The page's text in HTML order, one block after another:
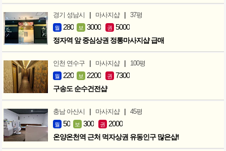
경기 성남시 | 마사지샵 | 37평
월 280 보 3000 권 5000
정자역 앞 중심상권 정통마사지샵 급매
인천 연수구 | 마사지샵 | 100평
월 220 보 2200 권 7300
구송도 순수건전샵
충남 아산시 | 마사지샵 | 45평
월 50 보 300 권 2000
온양온천역 근처 먹자상권 유동인구 많은샵!